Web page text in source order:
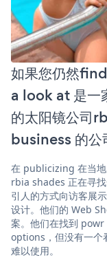
如果您仍然
a look at 是一
的太阳镜公司
business 的公
在 publicizing 在当地
rbia shades 正在寻
引人的方式向访客展
设计。他们的 Web
案。他们在找到
options，但没有一个
难以使用。